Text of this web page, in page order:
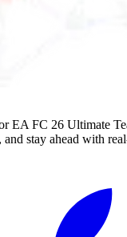
EA FC 26 Ultimate
stay ahead with